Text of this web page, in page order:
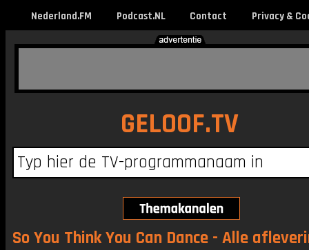
Nederland.FM Podcast.NL Contact Privacy &
GELOOF.TV
So You Think You Can Dance - Alle